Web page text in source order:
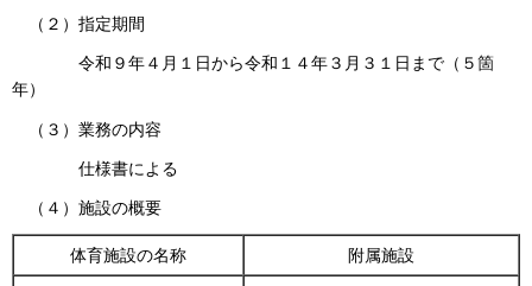
（２）指定期間
令和９年４月１日から令和１４年３月３１日まで（５箇
年）
（３）業務の内容
仕様書による
（４）施設の概要
体育施設の名称 附属施設